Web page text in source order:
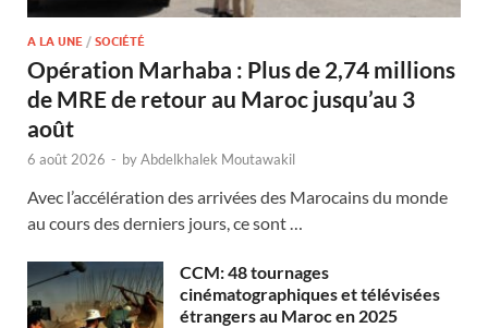
A LA UNE / SOCIÉTÉ
Opération Marhaba : Plus de 2,74 millions
de MRE de retour au Maroc jusqu’au 3
août
6 août 2026 - byAbdelkhalek Moutawakil
Avec l’accélération des arrivées des Marocains du monde
au cours des derniers jours, ce sont …
CCM: 48 tournages
cinématographiques et télévisées
étrangers au Maroc en 2025